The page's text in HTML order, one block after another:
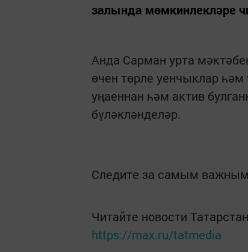
залында мөмкинлекләре
Анда Сарман урта
өчен төрле уенчыклар
уңаеннан һәм актив
бүләкләнделәр.
Следите за самым
Читайте новости
https://max.ru/tatmedia